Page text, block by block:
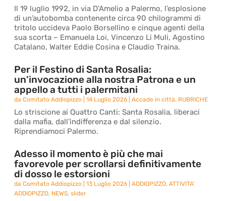
Il 19 luglio 1992, in via D’Amelio a Palermo, l’esplosione
di un’autobomba contenente circa 90 chilogrammi di
tritolo uccideva Paolo Borsellino e cinque agenti della
sua scorta – Emanuela Loi, Vincenzo Li Muli, Agostino
Catalano, Walter Eddie Cosina e Claudio Traina.
Per il Festino di Santa Rosalia:
un’invocazione alla nostra Patrona e un
appello a tutti i palermitani
daComitato Addiopizzo |14 Luglio 2026 |Accade in città, RUBRICHE
Lo striscione ai Quattro Canti: Santa Rosalia, liberaci
dalla mafia, dall’indifferenza e dal silenzio.
Riprendiamoci Palermo.
Adesso il momento è più che mai
favorevole per scrollarsi definitivamente
di dosso le estorsioni
daComitato Addiopizzo |13 Luglio 2026 |ADDIOPIZZO,ATTIVITA'
ADDIOPIZZO, NEWS,slider